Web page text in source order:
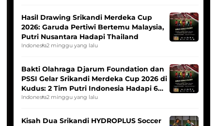
Hasil Drawing Srikandi Merdeka Cup
2026: Garuda Pertiwi Bertemu Malaysia,
Putri Nusantara Hadapi Thailand
Indonesia2 minggu yang lalu
Bakti Olahraga Djarum Foundation dan
PSSI Gelar Srikandi Merdeka Cup 2026 di
Kudus: 2 Tim Putri Indonesia Hadapi 6
Tim Asia
Indonesia2 minggu yang lalu
Kisah Dua Srikandi HYDROPLUS Soccer